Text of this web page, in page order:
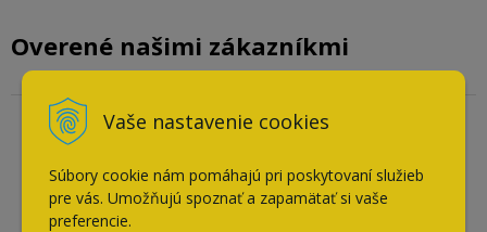
Vaše nastavenie cookies
Súbory cookie nám pomáhajú pri poskytovaní služieb
pre vás. Umožňujú spoznať a zapamätať si vaše
preferencie.
Overené našimi zákazníkmi
Overený zákazník
Odporúča obchod